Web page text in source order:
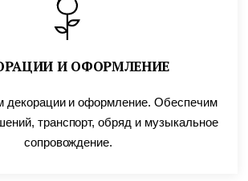
И ОФОРМЛЕНИЕ
декорации и оформление. Обеспечим
транспорт, обряд и музыкальное
сопровождение.